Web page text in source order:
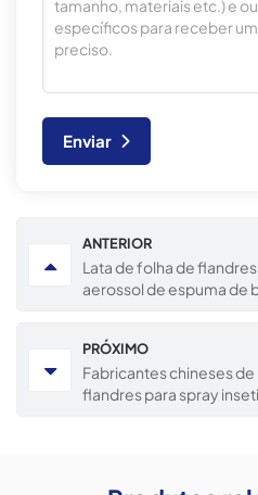
Enviar
ANTERIOR
Lata de folha de
aerossol de espuma de
PRÓXIMO
Fabricantes chineses de
flandres para spray